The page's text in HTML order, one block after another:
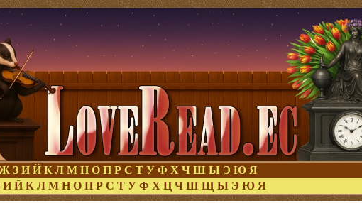
З И Й К Л М Н О П Р С Т У Ф Х Ч Ш Ы Э Ю Я
И Й К Л М Н О П Р С Т У Ф Х Ц Ч Ш Щ Ы Э Ю Я